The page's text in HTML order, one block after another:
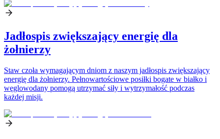
Jadłospis zwiększający energię dla
żołnierzy
Staw czoła wymagającym dniom z naszym jadłospis zwiększający
energię dla żołnierzy. Pełnowartościowe posiłki bogate w białko i
węglowodany pomogą utrzymać siły i wytrzymałość podczas
każdej misji.